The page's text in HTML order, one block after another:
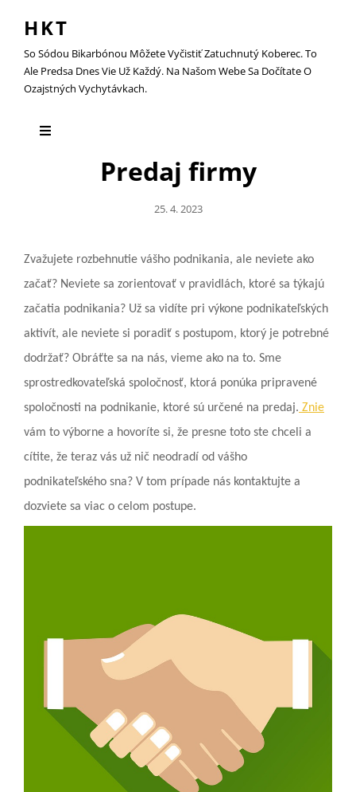
HKT
So Sódou Bikarbónou Môžete Vyčistiť Zatuchnutý Koberec. To
Ale Predsa Dnes Vie Už Každý. Na Našom Webe Sa Dočítate O
Ozajstných Vychytávkach.
Predaj firmy
Posted
25. 4. 2023
Zvažujete rozbehnutie vášho podnikania, ale neviete ako
začať? Neviete sa zorientovať v pravidlách, ktoré sa týkajú
začatia podnikania? Už sa vidíte pri výkone podnikateľských
aktivít, ale neviete si poradiť s postupom, ktorý je potrebné
dodržať? Obráťte sa na nás, vieme ako na to. Sme
sprostredkovateľská spoločnosť, ktorá ponúka pripravené
spoločnosti na podnikanie, ktoré sú určené na predaj. Znie
vám to výborne a hovoríte si, že presne toto ste chceli a
cítite, že teraz vás už nič neodradí od vášho
podnikateľského sna? V tom prípade nás kontaktujte a
dozviete sa viac o celom postupe.